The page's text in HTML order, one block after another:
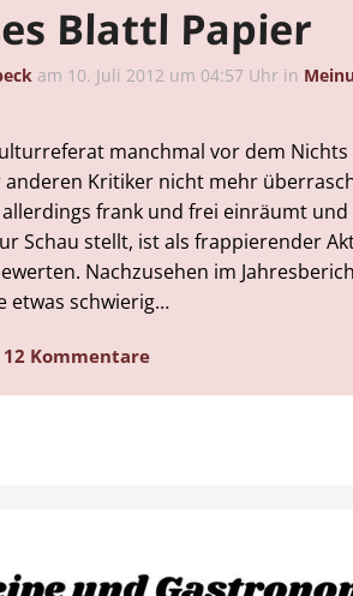
Blattl Papier
am 10. Juli 2012 um 04:57 Uhr in
manchmal vor dem
Kritiker nicht mehr
allerdings frank und frei einräumt
Schau stellt, ist als frappierender
Nachzusehen im
etwas schwierig…
12 Kommentare